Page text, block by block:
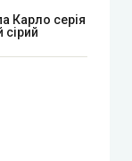
Карло серія